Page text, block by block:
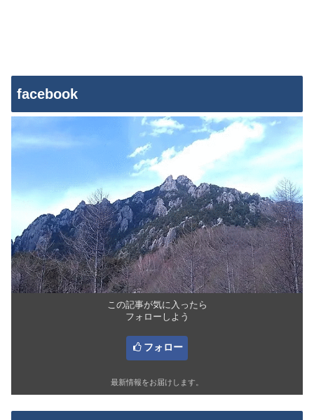
facebook
この記事が気に入ったら
フォローしよう
フォロー
最新情報をお届けします。